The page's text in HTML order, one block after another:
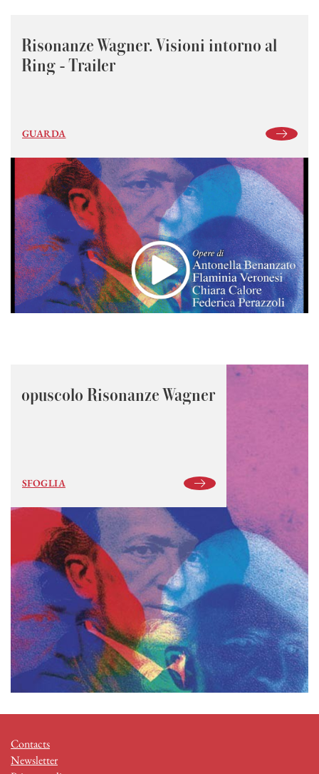
Risonanze Wagner. Visioni intorno al
Ring - Trailer
GUARDA
opuscolo Risonanze Wagner
SFOGLIA
Contacts
Newsletter